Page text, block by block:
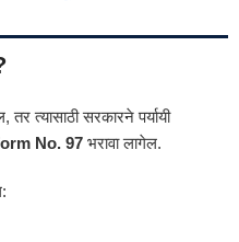
त्यासाठी सरकारने पर्यायी
No. 97 भरावा लागेल.